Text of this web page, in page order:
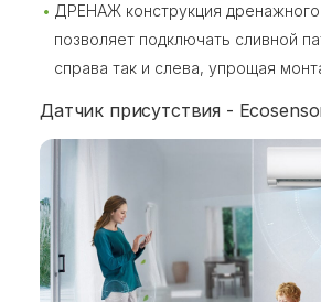
ДРЕНАЖ конструкция
позволяет подключать сливной
справа так и слева, упрощая
Датчик присутствия -